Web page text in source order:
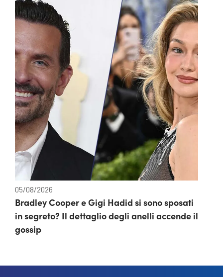
05/08/2026
Bradley Cooper e Gigi Hadid si sono sposati
in segreto? Il dettaglio degli anelli accende il
gossip